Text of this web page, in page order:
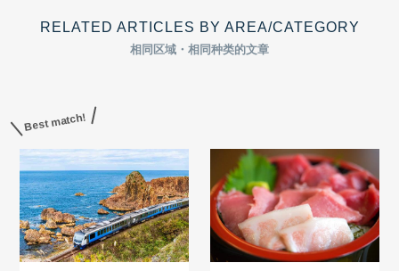
RELATED ARTICLES BY AREA/CATEGORY
相同区域・相同种类的文章
Best match!